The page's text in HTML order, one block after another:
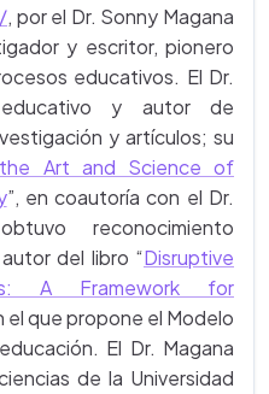
, por el Dr. Sonny Magana
y escritor, pionero
educativos. El Dr.
y autor de
y artículos; su
the Art and Science of
”, en coautoría con el Dr.
reconocimiento
del libro “Disruptive
A Framework for
el que propone el Modelo
El Dr. Magana
de la Universidad